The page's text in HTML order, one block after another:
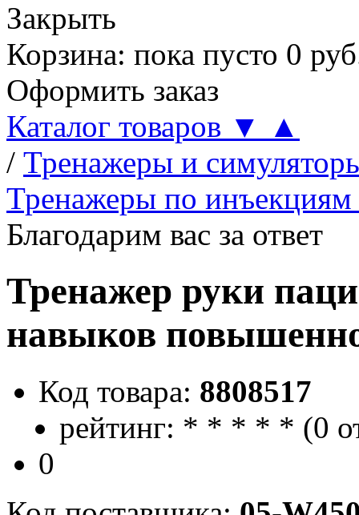
Закрыть
Корзина: пока пусто 0
Оформить заказ
Каталог товаров ▼
▲
/ Тренажеры и
Тренажеры по
Благодарим вас за ответ
Тренажер руки
навыков
Код товара: 8808517
рейтинг: * * * * * (0
0